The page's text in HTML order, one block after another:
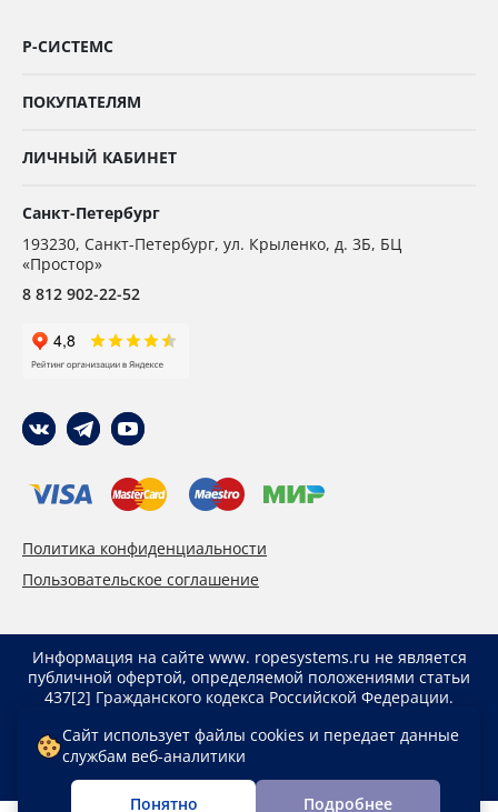
Р-СИСТЕМС
ПОКУПАТЕЛЯМ
ЛИЧНЫЙ КАБИНЕТ
Санкт-Петербург
193230, Санкт-Петербург, ул. Крыленко, д. 3Б, БЦ
«Простор»
8 812 902-22-52
Политика конфиденциальности
Пользовательское соглашение
Информация на сайте www. ropesystems.ru не является
публичной офертой, определяемой положениями статьи
437[2] Гражданского кодекса Российской Федерации.
заказа через интернет-магазин www. ropesystems.ru.
Цены при оформлении заказа иным способом могут
отличаться от указанных на сайте.
Сайт использует файлы cookies и передает данные
службам веб-аналитики
Понятно Подробнее